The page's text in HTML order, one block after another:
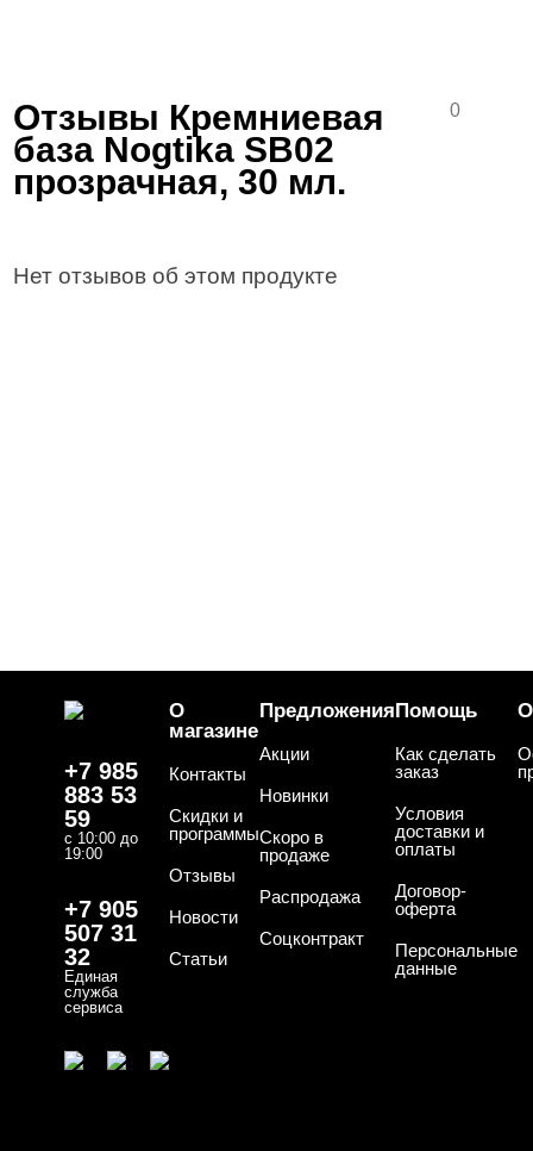
Отзывы Кремниевая
база Nogtika SB02
прозрачная, 30 мл.
0
Нет отзывов об этом продукте
+7 985
883 53
59
с 10:00 до
19:00
+7 905
507 31
32
Единая
служба
сервиса
О
магазине
Контакты
Скидки и
программы
Отзывы
Новости
Статьи
Предложения
Акции
Новинки
Скоро в
продаже
Распродажа
Соцконтракт
Помощь
Как сделать
заказ
Условия
доставки и
оплаты
Договор-
оферта
Персональные
данные